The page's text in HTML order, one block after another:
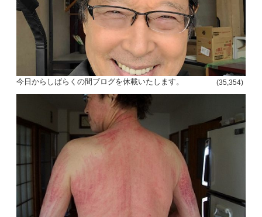
今日からしばらくの間ブログを休載いたします。 (35,354)